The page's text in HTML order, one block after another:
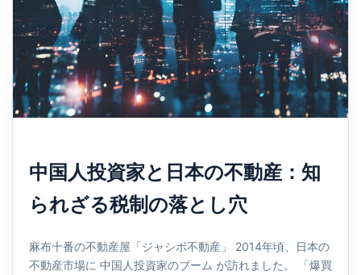
中国人投資家と日本の不動産：知
られざる税制の落とし穴
麻布十番の不動産屋「ジャシボ不動産」 2014年頃、日本の
不動産市場に 中国人投資家のブーム が訪れました。 「爆買